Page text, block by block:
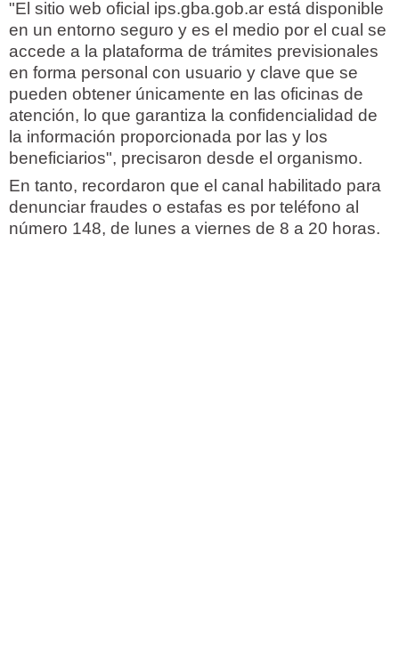
"El sitio web oficial ips.gba.gob.ar está disponible
en un entorno seguro y es el medio por el cual se
accede a la plataforma de trámites previsionales
en forma personal con usuario y clave que se
pueden obtener únicamente en las oficinas de
atención, lo que garantiza la confidencialidad de
la información proporcionada por las y los
beneficiarios", precisaron desde el organismo.
En tanto, recordaron que el canal habilitado para
denunciar fraudes o estafas es por teléfono al
número 148, de lunes a viernes de 8 a 20 horas.